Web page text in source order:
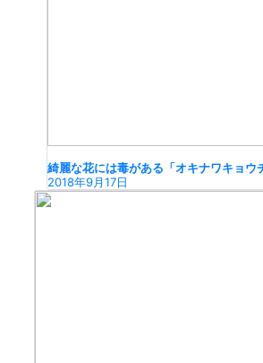
綺麗な花には毒がある「オキナワキョウ
2018年9月17日